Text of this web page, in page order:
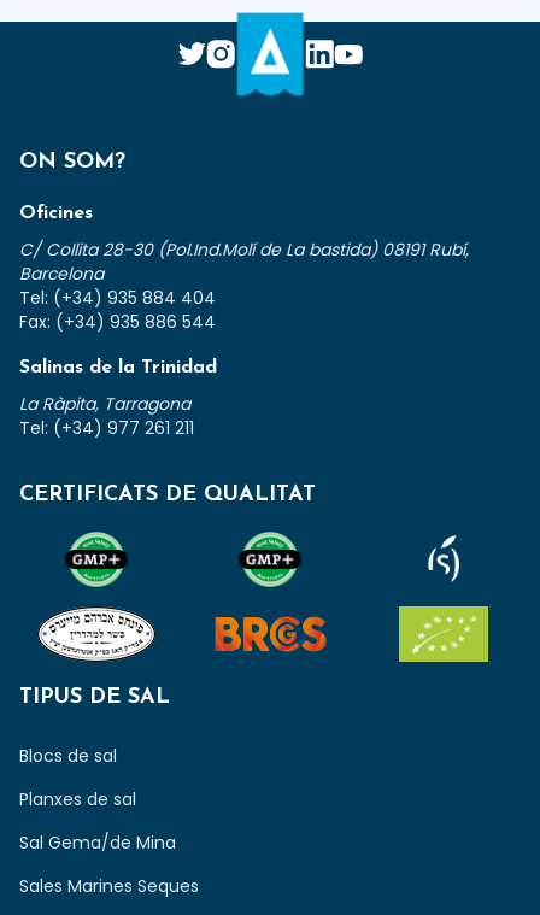
ON SOM?
Oficines
C/ Collita 28-30 (Pol.Ind.Molí de La bastida) 08191 Rubí,
Barcelona
Tel: (+34) 935 884 404
Fax: (+34) 935 886 544
Salinas de la Trinidad
La Ràpita, Tarragona
Tel: (+34) 977 261 211
CERTIFICATS DE QUALITAT
TIPUS DE SAL
Blocs de sal
Planxes de sal
Sal Gema/de Mina
Sales Marines Seques